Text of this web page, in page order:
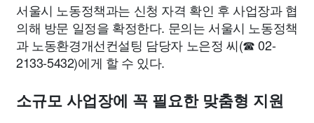
서울시 노동정책과는 신청 자격 확인 후 사업장과 협
의해 방문 일정을 확정한다. 문의는 서울시 노동정책
과 노동환경개선컨설팅 담당자 노은정 씨(☎ 02-
2133-5432)에게 할 수 있다.
소규모 사업장에 꼭 필요한 맞춤형 지원